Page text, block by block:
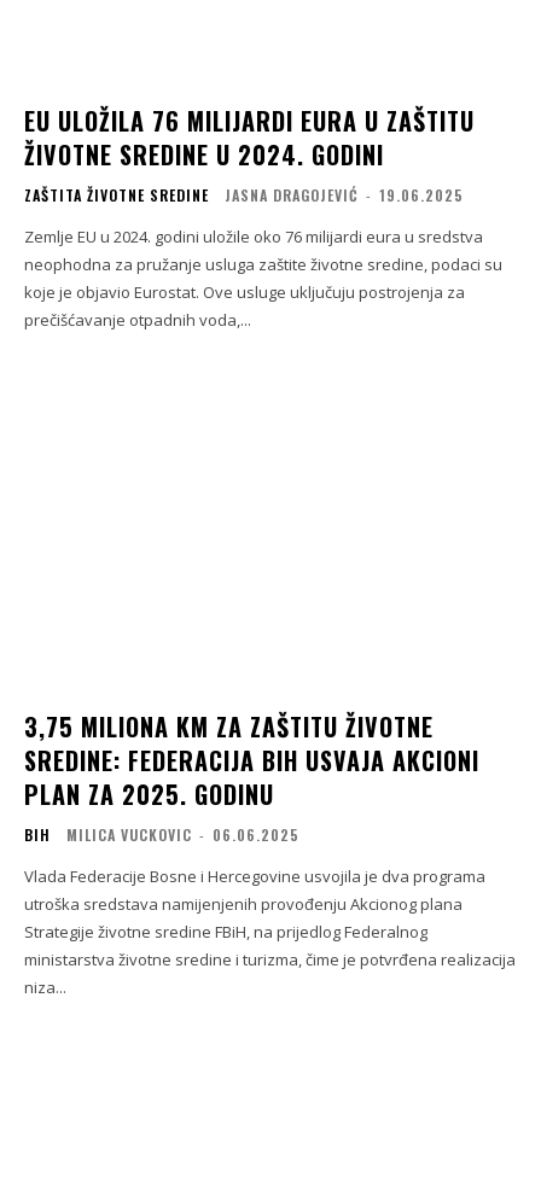
EU ULOŽILA 76 MILIJARDI EURA U ZAŠTITU
ŽIVOTNE SREDINE U 2024. GODINI
ZAŠTITA ŽIVOTNE SREDINE JASNA DRAGOJEVIĆ - 19.06.2025
Zemlje EU u 2024. godini uložile oko 76 milijardi eura u sredstva
neophodna za pružanje usluga zaštite životne sredine, podaci su
koje je objavio Eurostat. Ove usluge uključuju postrojenja za
prečišćavanje otpadnih voda,...
3,75 MILIONA KM ZA ZAŠTITU ŽIVOTNE
SREDINE: FEDERACIJA BIH USVAJA AKCIONI
PLAN ZA 2025. GODINU
BIH MILICA VUCKOVIC - 06.06.2025
Vlada Federacije Bosne i Hercegovine usvojila je dva programa
utroška sredstava namijenjenih provođenju Akcionog plana
Strategije životne sredine FBiH, na prijedlog Federalnog
ministarstva životne sredine i turizma, čime je potvrđena realizacija
niza...